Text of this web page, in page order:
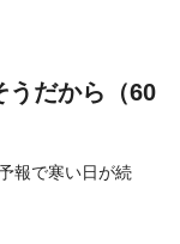
うだから（60
報で寒い日が続